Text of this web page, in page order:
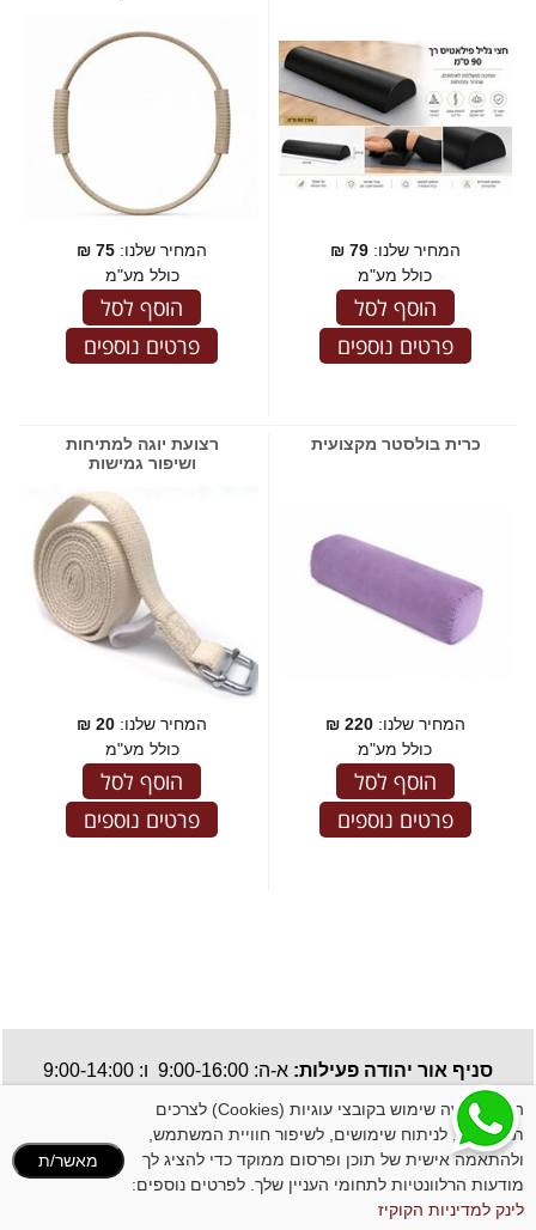
המחיר שלנו:79
₪
כולל מע"מ
הוסף לסל
פרטים נוספים
המחיר שלנו: 75
₪
כולל מע"מ
הוסף לסל
פרטים נוספים
כרית בולסטר מקצועית
המחיר שלנו:220
₪
כולל מע"מ
הוסף לסל
פרטים נוספים
רצועת יוגה למתיחות
ושיפור גמישות
המחיר שלנו: 20
₪
כולל מע"מ
הוסף לסל
פרטים נוספים
סניף אור יהודה פעילות: א-ה: 9:00-16:00 ו: 9:00-14:00
תקנון האתר| כל הזכויות שמורות, אין להעתיק או לשכפל ללא רשות מבעלי האתר.
האתר עושה שימוש בקובצי עוגיות (Cookies) לצרכים
תפעוליים, לניתוח שימושים, לשיפור חוויית המשתמש,
ולהתאמה אישית של תוכן ופרסום ממוקד כדי להציג לך
מודעות הרלוונטיות לתחומי העניין שלך. לפרטים נוספים:
לינק למדיניות הקוקיז
מאשר/ת